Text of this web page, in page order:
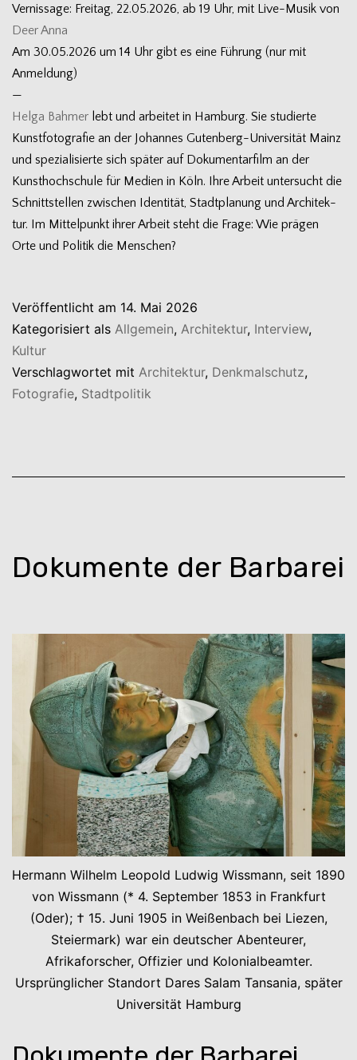
Ver­nis­sage: Frei­tag, 22.05.2026, ab 19 Uhr, mit Live-Musik von
Deer Anna
Am 30.05.2026 um 14 Uhr gibt es eine Füh­rung (nur mit
Anmeldung)
—
Helga Bah­mer lebt und arbei­tet in Ham­burg. Sie stu­dierte
Kunst­fo­to­gra­fie an der Johan­nes Gutenberg-Universität Mainz
und spe­zia­li­sierte sich spä­ter auf Doku­men­tar­film an der
Kunst­hoch­schule für Medien in Köln. Ihre Arbeit unter­sucht die
Schnitt­stel­len zwi­schen Iden­ti­tät, Stadt­pla­nung und Archi­tek­
tur. Im Mit­tel­punkt ihrer Arbeit steht die Frage: Wie prä­gen
Orte und Poli­tik die Menschen?
Veröffentlicht am 14. Mai 2026
Kategorisiert als Allgemein, Architektur, Interview,
Kultur
Verschlagwortet mit Architektur, Denkmalschutz,
Fotografie, Stadtpolitik
Dokumente der Barbarei
Hermann Wilhelm Leopold Ludwig Wissmann, seit 1890
von Wissmann (* 4. September 1853 in Frankfurt
(Oder); † 15. Juni 1905 in Weißenbach bei Liezen,
Steiermark) war ein deutscher Abenteurer,
Afrikaforscher, Offizier und Kolonialbeamter.
Ursprünglicher Standort Dares Salam Tansania, später
Universität Hamburg